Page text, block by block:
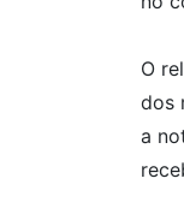
O
dos
a